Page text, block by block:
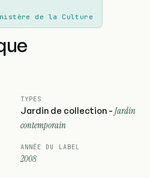
de la Culture
TYPES
Jardin de collection - Jardin
contemporain
ANNÉE DU LABEL
2008